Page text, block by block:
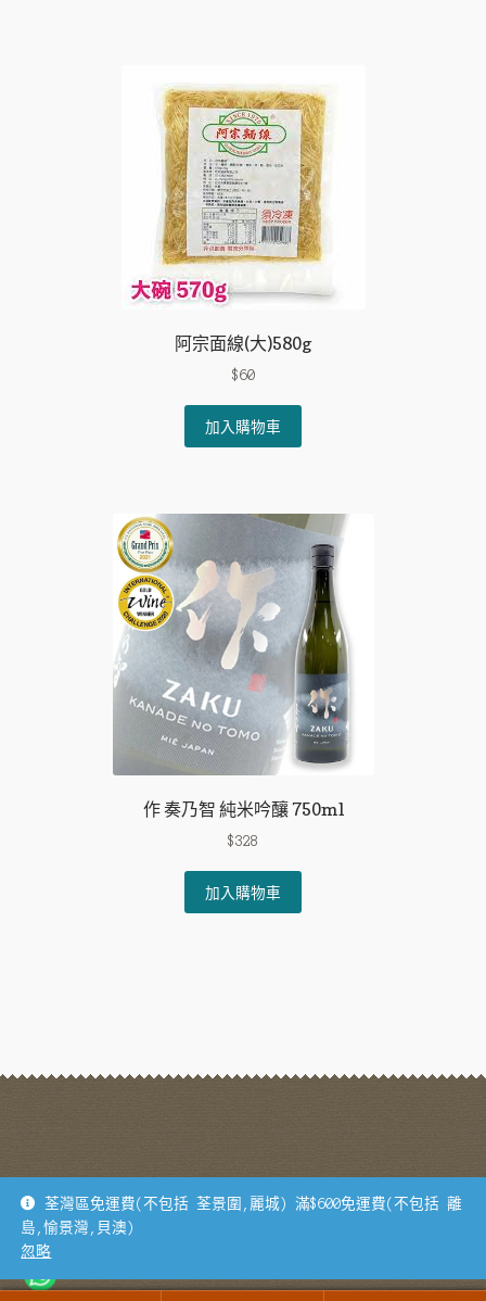
The
options
may
be
chosen
on
the
product
阿宗面線(大)580g
$60
加入購物車
作 奏乃智 純米吟釀 750ml
$328
加入購物車
地址：荃灣德士古道62-70號寶業大廈B座1305B 電話：93175954
© 士旦雜貨 2026
荃灣區免運費(不包括 荃景圍,麗城) 滿$600免運費(不包括 離
島,愉景灣,貝澳)
忽略